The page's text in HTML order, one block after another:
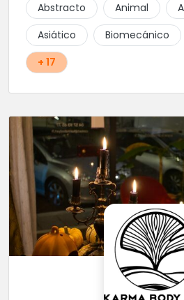
Abstracto Animal
Asiático
Biomecánico
+ 17